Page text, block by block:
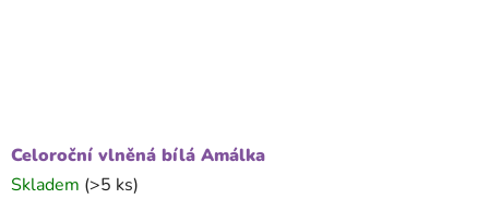
Celoroční vlněná bílá Amálka
Skladem (>5 ks)